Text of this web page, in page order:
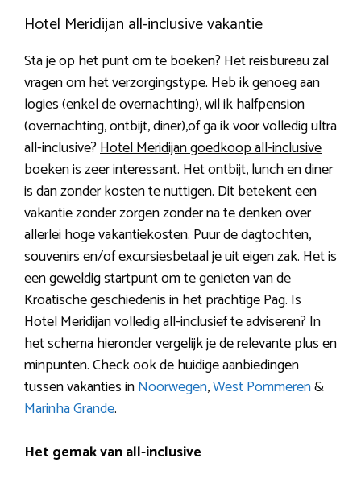
Hotel Meridijan all-inclusive vakantie
Sta je op het punt om te boeken? Het reisbureau zal
vragen om het verzorgingstype. Heb ik genoeg aan
logies (enkel de overnachting), wil ik halfpension
(overnachting, ontbijt, diner),of ga ik voor volledig ultra
all-inclusive?Hotel Meridijan goedkoop all-inclusive
boekenis zeer interessant. Het ontbijt, lunch en diner
is dan zonder kosten te nuttigen. Dit betekent een
vakantie zonder zorgen zonder na te denken over
allerlei hoge vakantiekosten. Puur de dagtochten,
souvenirs en/of excursiesbetaal je uit eigen zak. Het is
een geweldig startpunt om te genieten van de
Kroatische geschiedenis in het prachtige Pag. Is
Hotel Meridijan volledig all-inclusief te adviseren? In
het schema hieronder vergelijk je de relevante plus en
minpunten. Check ook de huidige aanbiedingen
tussen vakanties inNoorwegen,West Pommeren&
Marinha Grande.
Het gemak van all-inclusive